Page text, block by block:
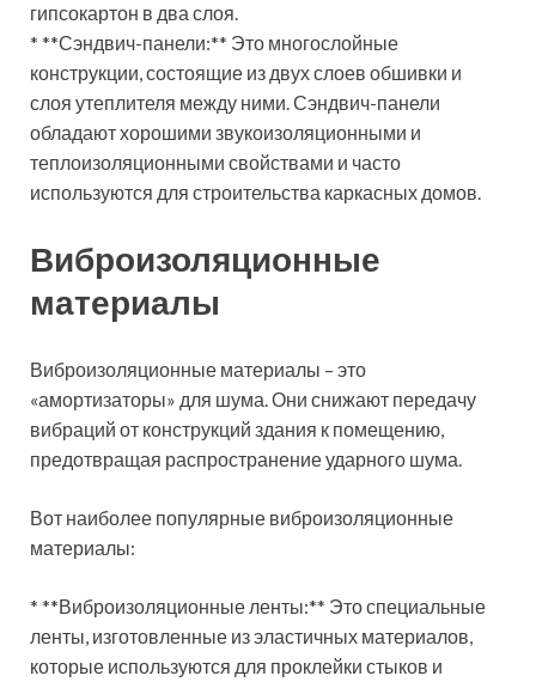
гипсокартон в два слоя.
* **Сэндвич-панели:** Это многослойные
конструкции, состоящие из двух слоев обшивки и
слоя утеплителя между ними. Сэндвич-панели
обладают хорошими звукоизоляционными и
теплоизоляционными свойствами и часто
используются для строительства каркасных домов.
Виброизоляционные
материалы
Виброизоляционные материалы – это
«амортизаторы» для шума. Они снижают передачу
вибраций от конструкций здания к помещению,
предотвращая распространение ударного шума.
Вот наиболее популярные виброизоляционные
материалы:
* **Виброизоляционные ленты:** Это специальные
ленты, изготовленные из эластичных материалов,
которые используются для проклейки стыков и